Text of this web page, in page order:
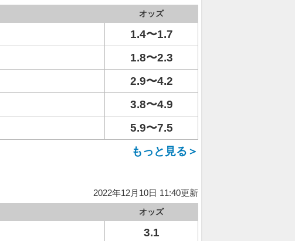
オッズ
1.4〜1.7
1.8〜2.3
2.9〜4.2
3.8〜4.9
5.9〜7.5
もっと見る＞
2022年12月10日 11:40更新
オッズ
3.1